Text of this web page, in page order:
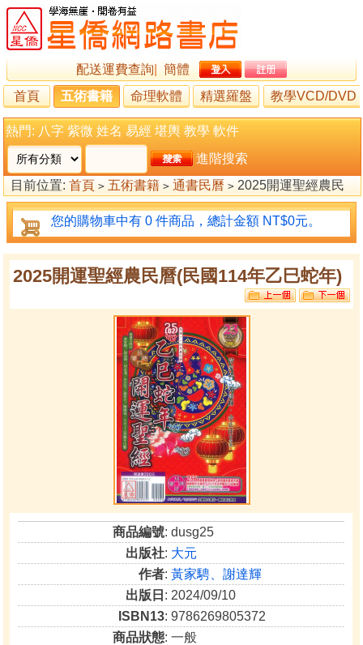
配送運費查詢
簡體
首頁
五術書籍 命理軟體 精選羅盤 教學VCD/DVD
熱門: 八字 紫微 姓名 易經 堪輿 教學 軟件
進階搜索
目前位置: 首頁 > 五術書籍 > 通書民曆 > 2025開運聖經農民
曆(民國114年乙巳蛇年)
您的購物車中有 0 件商品，總計金額 NT$0元。
2025開運聖經農民曆(民國114年乙巳蛇年)
商品編號: dusg25
出版社: 大元
作者:黃家騁、謝達輝
出版日 : 2024/09/10
ISBN13: 9786269805372
商品狀態: 一般